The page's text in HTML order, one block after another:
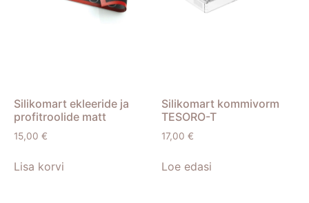
Silikomart ekleeride ja
profitroolide matt
15,00 €
Lisa korvi
Silikomart kommivorm
TESORO-T
17,00 €
Loe edasi